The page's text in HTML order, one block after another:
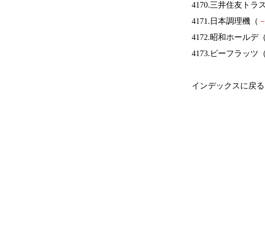
4170.三井住友トラ
4171.日本調理機（ －
4172.昭和ホールデ（
4173.ビーフラッツ（
インデックスに戻